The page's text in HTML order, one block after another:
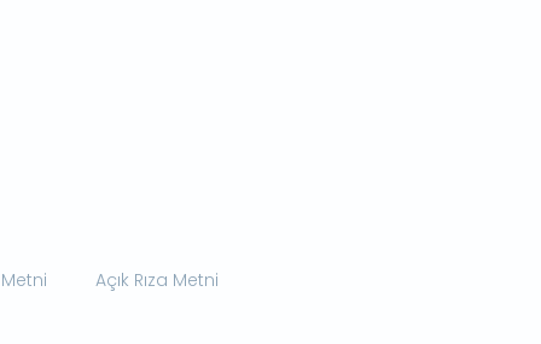
Açık Rıza Metni